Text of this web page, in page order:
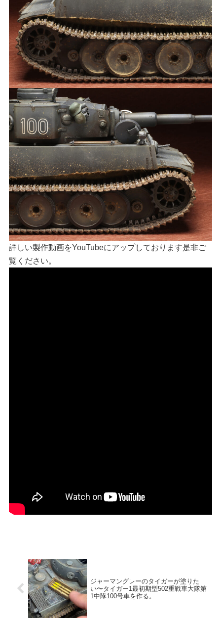
詳しい製作動画をYouTubeにアップしております是非ご
覧ください。
ジャーマングレーのタイガーが塗りた
い〜タイガー1最初期型502重戦車大隊第
1中隊100号車を作る。